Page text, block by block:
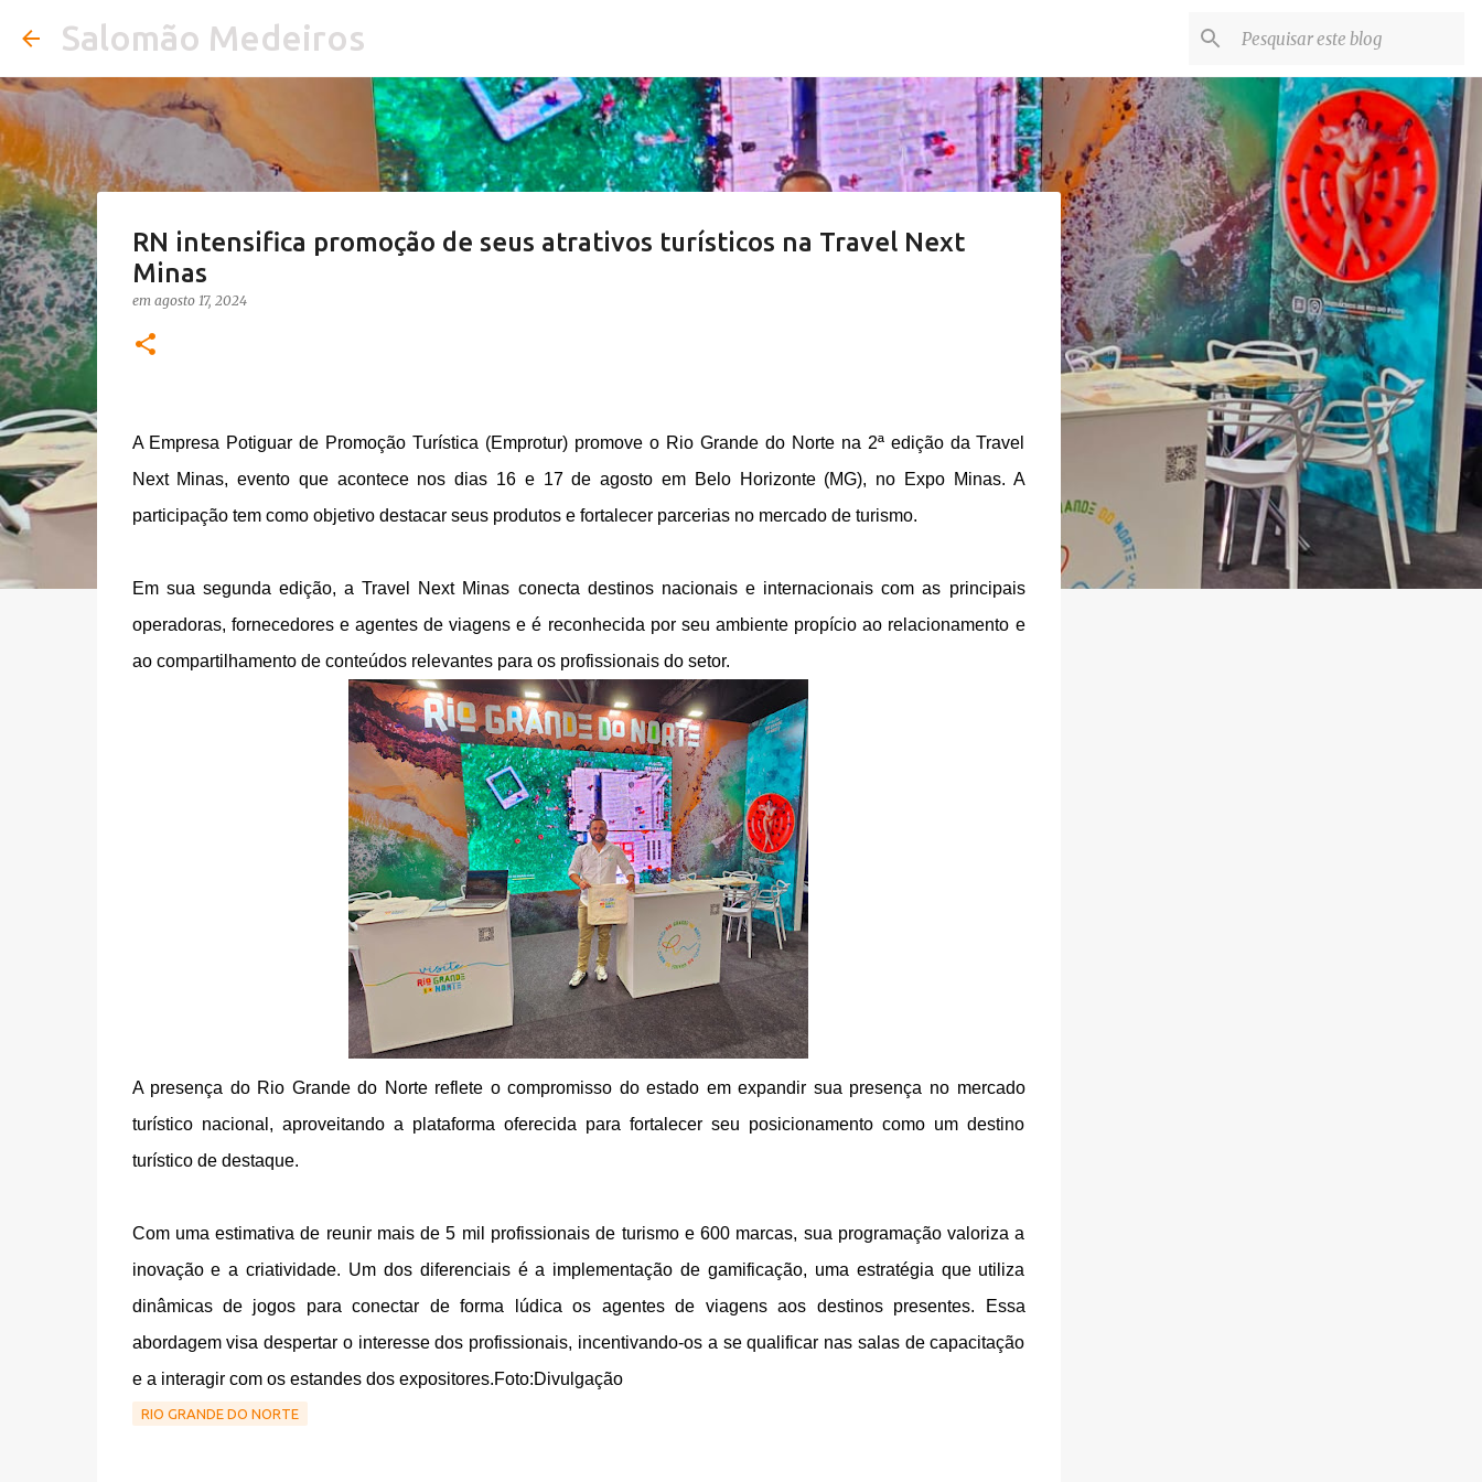
Salomão Medeiros
RN intensifica promoção de seus atrativos turísticos na Travel Next
Minas
em agosto 17, 2024
A Empresa Potiguar de Promoção Turística (Emprotur) promove o Rio Grande do Norte na 2ª edição da Travel
Next Minas, evento que acontece nos dias 16 e 17 de agosto em Belo Horizonte (MG), no Expo Minas. A
participação tem como objetivo destacar seus produtos e fortalecer parcerias no mercado de turismo.
Em sua segunda edição, a Travel Next Minas conecta destinos nacionais e internacionais com as principais
operadoras, fornecedores e agentes de viagens e é reconhecida por seu ambiente propício ao relacionamento e
ao compartilhamento de conteúdos relevantes para os profissionais do setor.
A presença do Rio Grande do Norte reflete o compromisso do estado em expandir sua presença no mercado
turístico nacional, aproveitando a plataforma oferecida para fortalecer seu posicionamento como um destino
turístico de destaque.
Com uma estimativa de reunir mais de 5 mil profissionais de turismo e 600 marcas, sua programação valoriza a
inovação e a criatividade. Um dos diferenciais é a implementação de gamificação, uma estratégia que utiliza
dinâmicas de jogos para conectar de forma lúdica os agentes de viagens aos destinos presentes. Essa
abordagem visa despertar o interesse dos profissionais, incentivando-os a se qualificar nas salas de capacitação
e a interagir com os estandes dos expositores.Foto:Divulgação
RIO GRANDE DO NORTE